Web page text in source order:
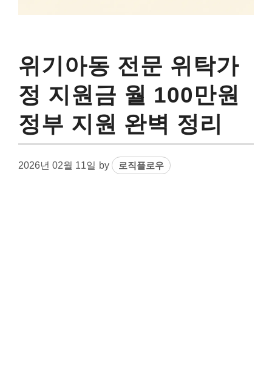
위기아동 전문 위탁가
정 지원금 월 100만원
정부 지원 완벽 정리
2026년 02월 11일 by 로직플로우